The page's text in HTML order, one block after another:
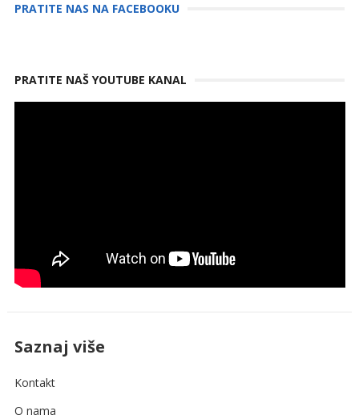
PRATITE NAS NA FACEBOOKU
PRATITE NAŠ YOUTUBE KANAL
Saznaj više
Kontakt
O nama